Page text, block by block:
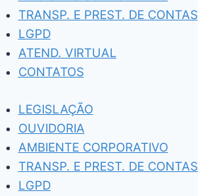
TRANSP. E PREST. DE CONTAS
LGPD
ATEND. VIRTUAL
CONTATOS
LEGISLAÇÃO
OUVIDORIA
AMBIENTE CORPORATIVO
TRANSP. E PREST. DE CONTAS
LGPD